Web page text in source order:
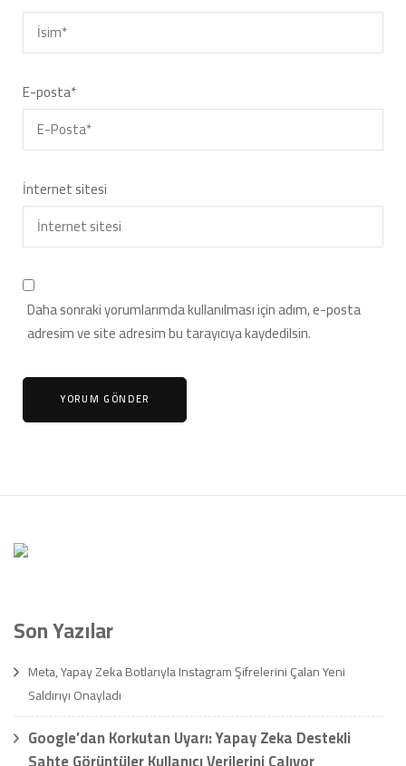
E-posta*
İnternet sitesi
Daha sonraki yorumlarımda kullanılması için adım, e-posta
adresim ve site adresim bu tarayıcıya kaydedilsin.
Son Yazılar
Meta, Yapay Zeka Botlarıyla Instagram Şifrelerini Çalan Yeni
Saldırıyı Onayladı
Google’dan Korkutan Uyarı: Yapay Zeka Destekli